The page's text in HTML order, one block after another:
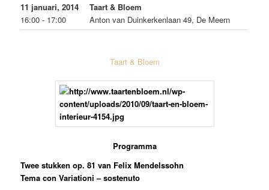
11 januari, 2014
16:00 - 17:00
Taart & Bloem
Anton van Duinkerkenlaan 49, De Meern
Taart & Bloem
Programma
Twee stukken op. 81 van Felix Mendelssohn
Tema con Variationi – sostenuto